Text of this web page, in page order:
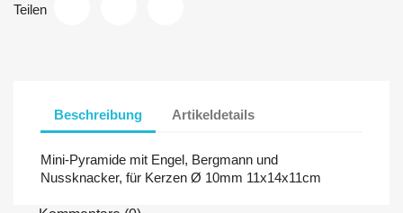
Teilen
Beschreibung Artikeldetails
Mini-Pyramide mit Engel, Bergmann und
Nussknacker, für Kerzen Ø 10mm 11x14x11cm